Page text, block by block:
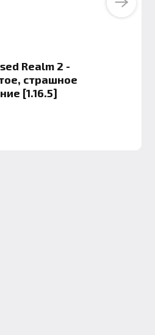
Realm 2 -
страшное
[1.16.5]
Next